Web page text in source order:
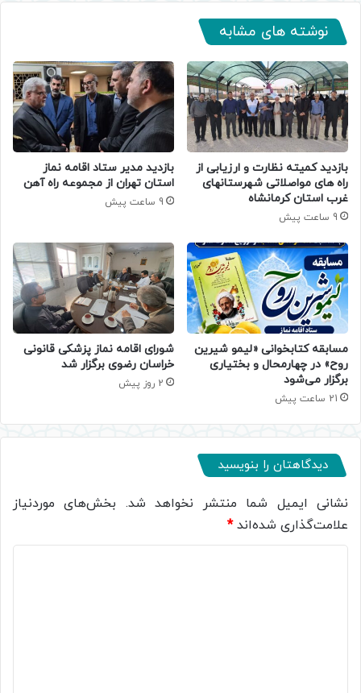
نوشته های مشابه
بازدید کمیته نظارت و ارزیابی از
راه های مواصلاتی شهرستانهای
غرب استان کرمانشاه
9 ساعت پیش
بازدید مدیر ستاد اقامه نماز
استان تهران از مجموعه راه آهن
9 ساعت پیش
مسابقه کتابخوانی «لیمو شیرین
روح» در چهارمحال و بختیاری
برگزار می‌شود
21 ساعت پیش
شورای اقامه نماز پزشکی قانونی
خراسان رضوی برگزار شد
2 روز پیش
دیدگاهتان را بنویسید
نشانی ایمیل شما منتشر نخواهد شد. بخش‌های موردنیاز
علامت‌گذاری شده‌اند*